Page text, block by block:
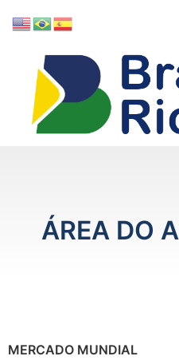
ÁREA DO
MERCADO MUNDIAL